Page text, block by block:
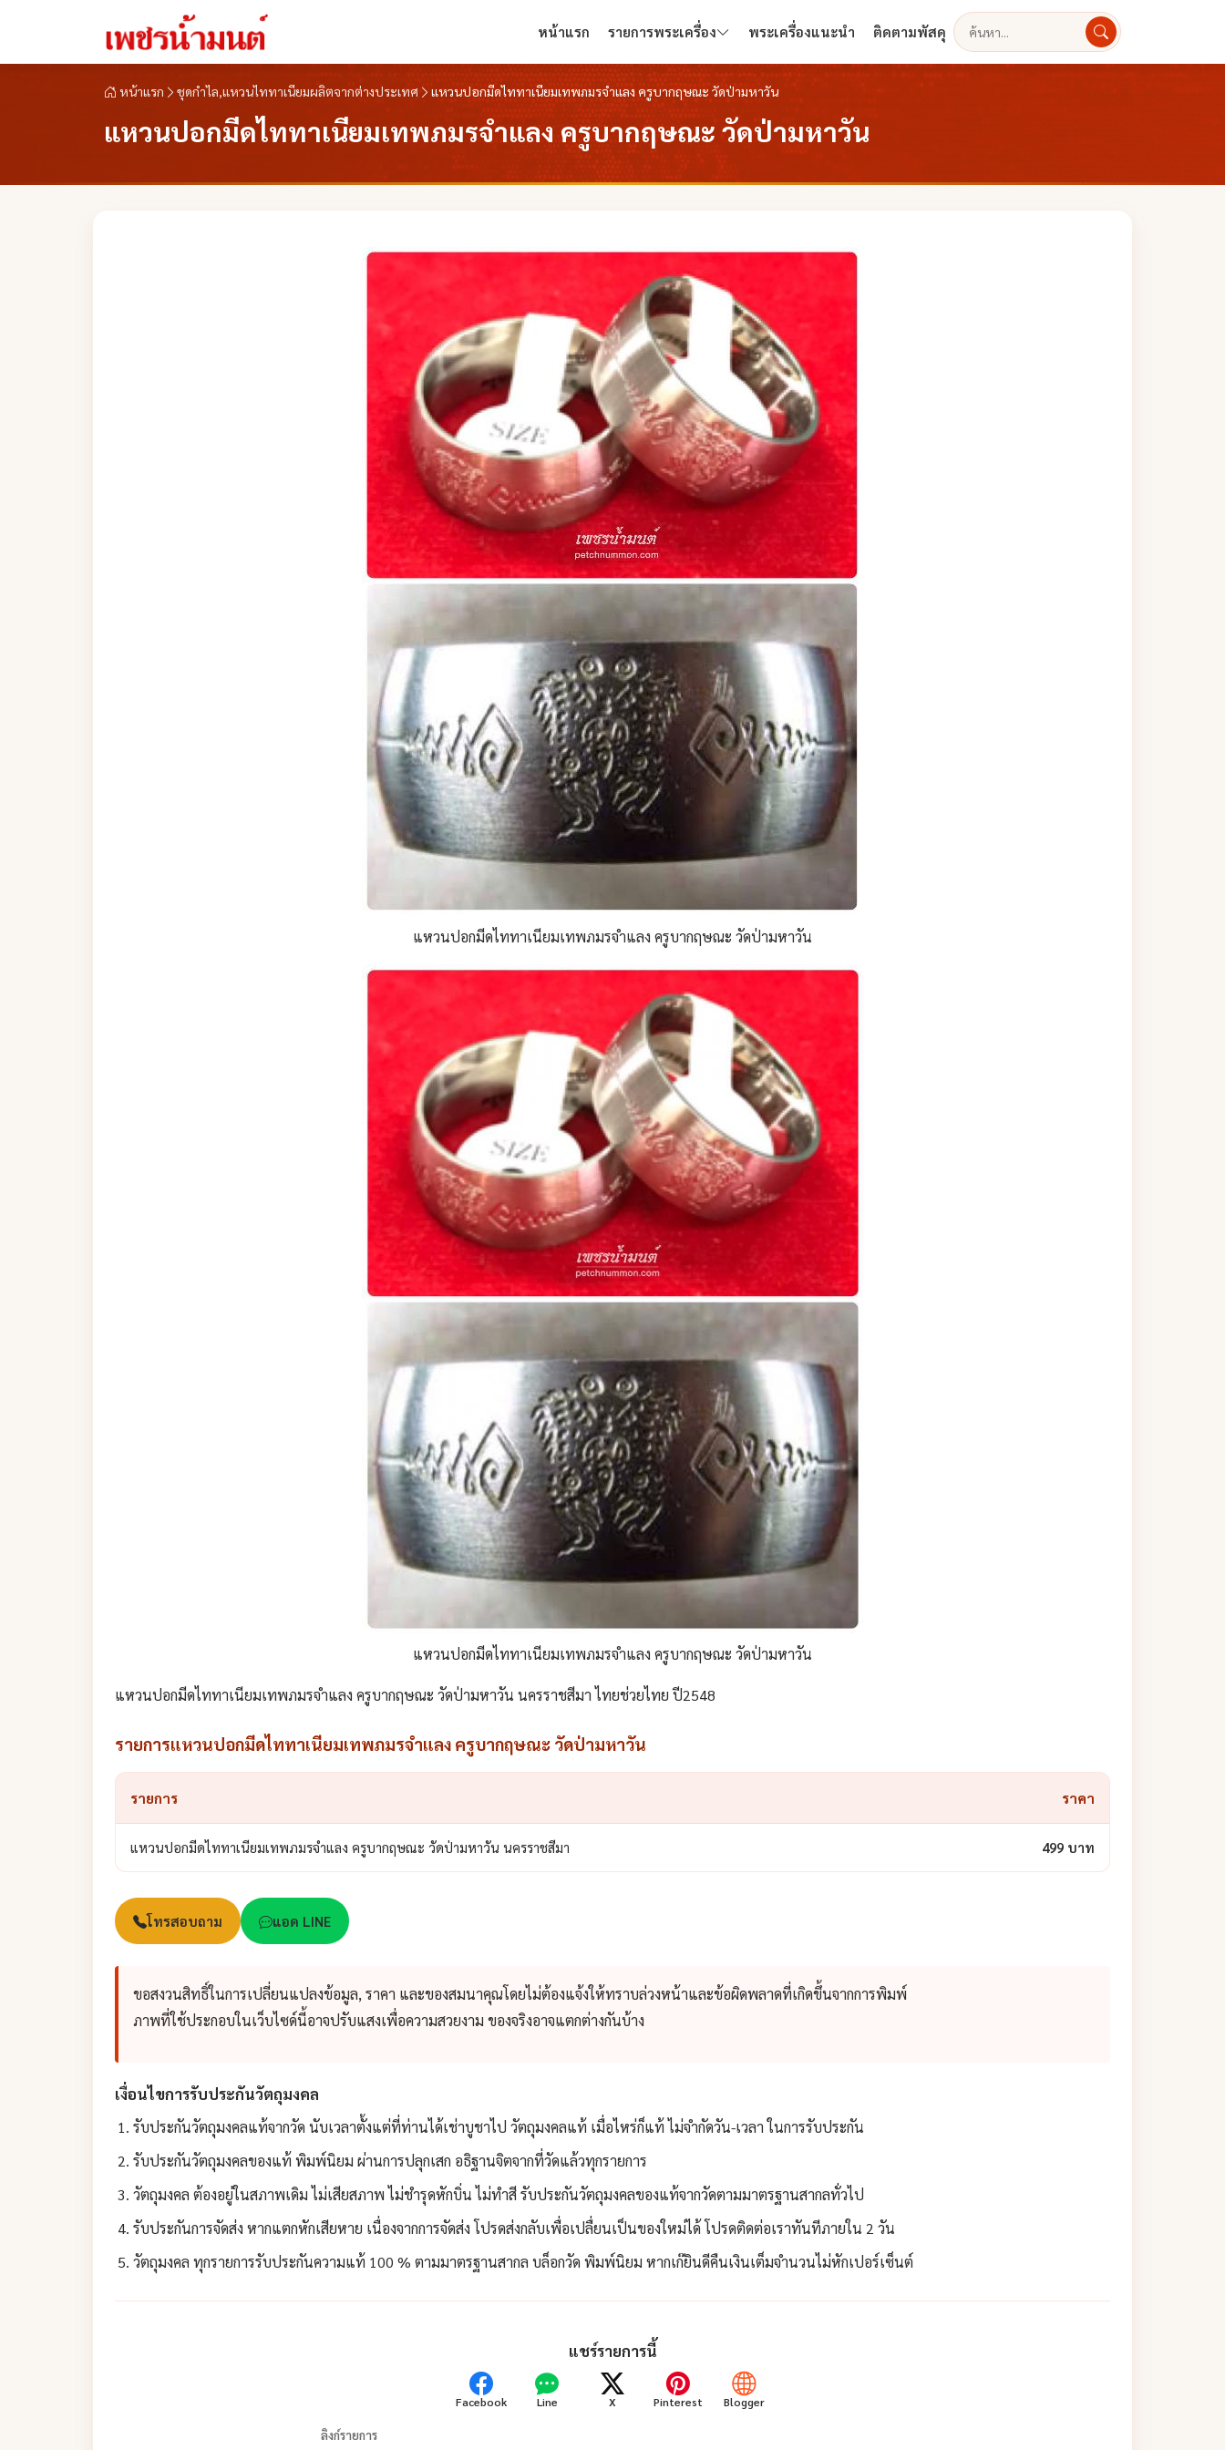
หน้าแรก รายการพระเครื่อง พระเครื่องแนะนำ ติดตามพัสดุ
ค้นหา
หน้าแรก ชุดกำไล,แหวนไททาเนียมผลิตจากต่างประเทศ แหวนปอกมีดไททาเนียมเทพภมรจำแลง ครูบากฤษณะ วัดป่ามหาวัน
แหวนปอกมีดไททาเนียมเทพภมรจำแลง ครูบากฤษณะ วัดป่ามหาวัน
แหวนปอกมีดไททาเนียมเทพภมรจำแลง ครูบากฤษณะ วัดป่ามหาวัน
แหวนปอกมีดไททาเนียมเทพภมรจำแลง ครูบากฤษณะ วัดป่ามหาวัน
แหวนปอกมีดไททาเนียมเทพภมรจำแลง ครูบากฤษณะ วัดป่ามหาวัน นครราชสีมา ไทยช่วยไทย ปี2548
รายการแหวนปอกมีดไททาเนียมเทพภมรจำแลง ครูบากฤษณะ วัดป่ามหาวัน
รายการ ราคา
แหวนปอกมีดไททาเนียมเทพภมรจำแลง ครูบากฤษณะ วัดป่ามหาวัน นครราชสีมา 499 บาท
โทรสอบถาม แอด LINE
ขอสงวนสิทธิ์ในการเปลี่ยนแปลงข้อมูล, ราคา และของสมนาคุณโดยไม่ต้องแจ้งให้ทราบล่วงหน้าและข้อผิดพลาดที่เกิดขึ้นจากการพิมพ์
ภาพที่ใช้ประกอบในเว็บไซด์นี้อาจปรับแสงเพื่อความสวยงาม ของจริงอาจแตกต่างกันบ้าง
เงื่อนไขการรับประกันวัตถุมงคล
รับประกันวัตถุมงคลแท้จากวัด นับเวลาตั้งแต่ที่ท่านได้เช่าบูชาไป วัตถุมงคลแท้ เมื่อไหร่ก็แท้ ไม่จำกัดวัน-เวลา ในการรับประกัน
รับประกันวัตถุมงคลของแท้ พิมพ์นิยม ผ่านการปลุกเสก อธิฐานจิตจากที่วัดแล้วทุกรายการ
วัตถุมงคล ต้องอยู่ในสภาพเดิม ไม่เสียสภาพ ไม่ชำรุดหักบิ่น ไม่ทำสี รับประกันวัตถุมงคลของแท้จากวัดตามมาตรฐานสากลทั่วไป
รับประกันการจัดส่ง หากแตกหักเสียหาย เนื่องจากการจัดส่ง โปรดส่งกลับเพื่อเปลื่ยนเป็นของใหม่ได้ โปรดติดต่อเราทันทีภายใน 2 วัน
วัตถุมงคล ทุกรายการรับประกันความแท้ 100 % ตามมาตรฐานสากล บล็อกวัด พิมพ์นิยม หากเก๊ยินดีคืนเงินเต็มจำนวนไม่หักเปอร์เซ็นต์
แชร์รายการนี้
Facebook Line X Pinterest Blogger
ลิงก์รายการ